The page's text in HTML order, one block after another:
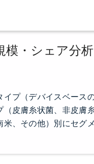
・シェア分
プ（デバイスベー
皮膚糸状菌、非皮膚
、その他）別にセグ